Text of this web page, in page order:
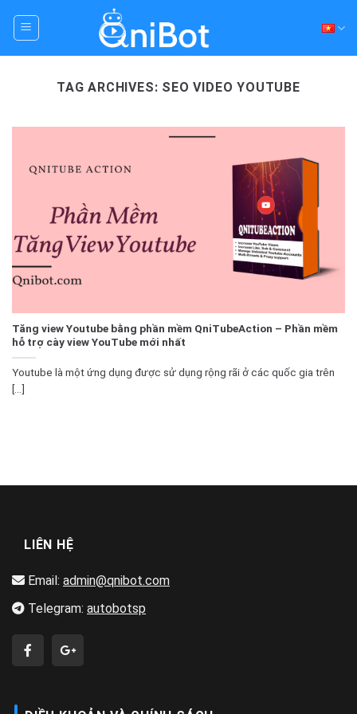
TAG ARCHIVES: SEO VIDEO YOUTUBE
Tăng view Youtube bằng phần mềm QniTubeAction – Phần mềm
hỗ trợ cày view YouTube mới nhất
Youtube là một ứng dụng được sử dụng rộng rãi ở các quốc gia trên
[...]
LIÊN HỆ
Email: admin@qnibot.com
Telegram: autobotsp